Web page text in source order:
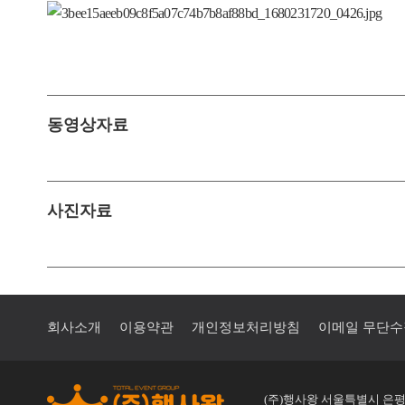
동영상자료
사진자료
회사소개 이용약관 개인정보처리방침 이메일 무단
(주)행사왕 서울특별시 은